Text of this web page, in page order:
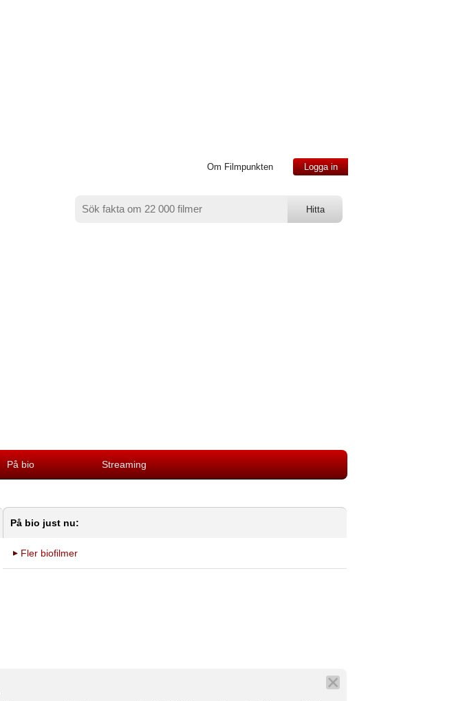
Om Filmpunkten Logga in
På bio Streaming
På bio just nu:
Fler biofilmer